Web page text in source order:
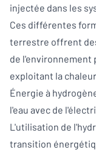
injectée dans les
Ces différentes
terrestre offrent
de l'environnement
exploitant la
Énergie à
l'eau avec de
L'utilisation de
transition